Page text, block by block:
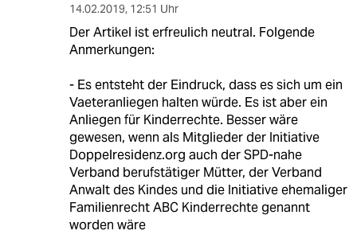
14.02.2019, 12:51 Uhr
Der Artikel ist erfreulich neutral. Folgende
Anmerkungen:
- Es entsteht der Eindruck, dass es sich um ein
Vaeteranliegen halten würde. Es ist aber ein
Anliegen für Kinderrechte. Besser wäre
gewesen, wenn als Mitglieder der Initiative
Doppelresidenz.org auch der SPD-nahe
Verband berufstätiger Mütter, der Verband
Anwalt des Kindes und die Initiative ehemaliger
Familienrecht ABC Kinderrechte genannt
worden wäre